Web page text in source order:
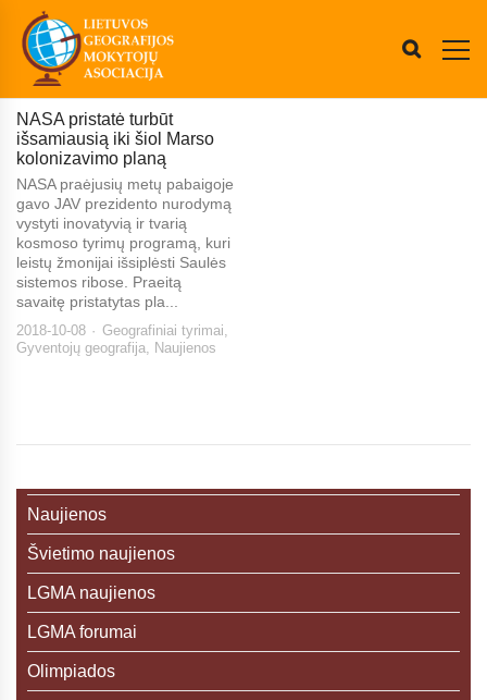
NASA pristatė turbūt
išsamiausią iki šiol Marso
kolonizavimo planą
NASA praėjusių metų pabaigoje
gavo JAV prezidento nurodymą
vystyti inovatyvią ir tvarią
kosmoso tyrimų programą, kuri
leistų žmonijai išsiplėsti Saulės
sistemos ribose. Praeitą
savaitę pristatytas pla...
2018-10-08 Geografiniai tyrimai,
Gyventojų geografija, Naujienos
Naujienos
Švietimo naujienos
LGMA naujienos
LGMA forumai
Olimpiados